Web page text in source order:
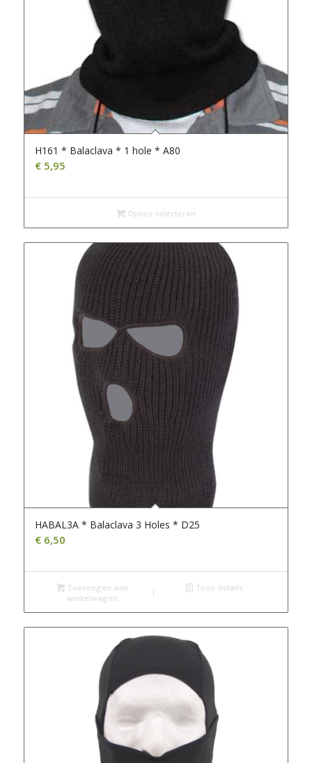
H161 * Balaclava * 1 hole * A80
€5,95
Opties selecteren
HABAL3A * Balaclava 3 Holes * D25
€6,50
Toevoegen aan
winkelwagen
Toon details